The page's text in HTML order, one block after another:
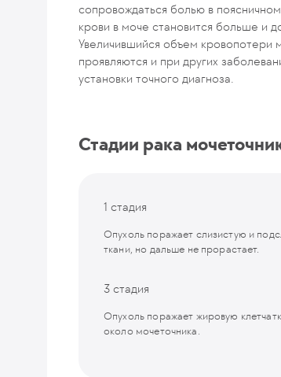
сопровождаться болью в
крови в моче становится больше и
Увеличившийся объем кровопотери
проявляются и при других
установки точного диагноза.
Стадии рака
1 стадия
Опухоль поражает слизистую и
ткани, но дальше не прорастает.
3 стадия
Опухоль поражает жировую
около мочеточника.